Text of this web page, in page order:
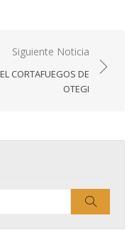
Siguiente Noticia
EL CORTAFUEGOS DE
OTEGI